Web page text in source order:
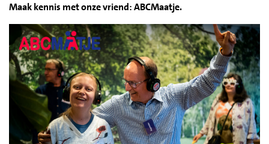
Maak kennis met onze vriend: ABCMaatje.